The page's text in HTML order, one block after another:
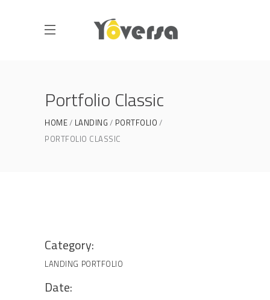
Portfolio Classic
HOME LANDING
PORTFOLIO
PORTFOLIO CLASSIC
Category:
LANDING PORTFOLIO
Date: